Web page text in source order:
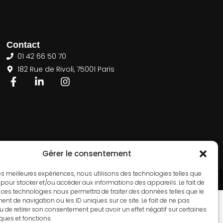
Gérer le consentement
meilleures expériences, nous utilisons des technologies telles que
stocker et/ou accéder aux informations des appareils. Le fait de
technologies nous permettra de traiter des données telles que le
de navigation ou les ID uniques sur ce site. Le fait de ne pas
de retirer son consentement peut avoir un effet négatif sur certaines
et fonctions.
Contact
01 42 66 50 70
182 Rue de Rivoli, 75001 Paris